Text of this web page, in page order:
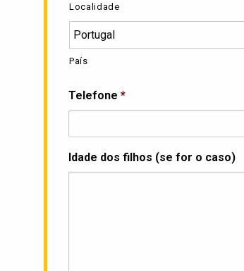
Localidade
País
Telefone *
Idade dos filhos (se for o caso)